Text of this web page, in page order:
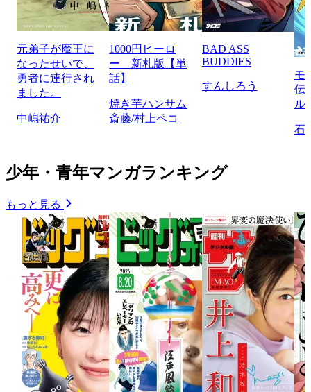
元弟子が魔王に
なったせいで、
勇者に連行され
ました。
中嶋祐介
1000円ヒーロ
ー 新札版【単
話】
焼き芋ハンサム
斎藤/村上ペコ
BAD ASS
BUDDIES
すんしろう
モ
伝
ル
石
少年・青年マンガランキング
もっと見る